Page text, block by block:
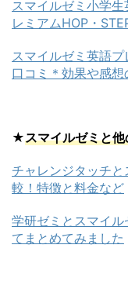
スマイルゼミ小学
レミアムHOP・
スマイルゼミ英語
口コミ＊効果や感想
★スマイルゼミと
チャレンジタッチ
較！特徴と料金など
学研ゼミとスマイ
てまとめてみました